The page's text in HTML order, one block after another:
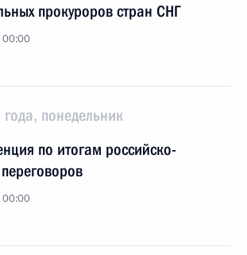
прокуроров стран СНГ
00:00
понедельник
по итогам российско-
00:00